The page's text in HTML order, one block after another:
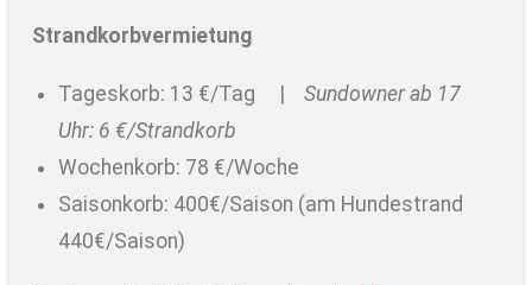
Strandkorbvermietung
Tageskorb: 13 €/Tag | Sundowner ab 17
Uhr: 6 €/Strandkorb
Wochenkorb: 78 €/Woche
Saisonkorb: 400€/Saison (am Hundestrand
440€/Saison)